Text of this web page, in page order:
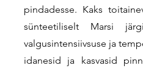
pindadesse. Kaks
sünteetiliselt Marsi
valgusintensiivsuse ja
idanesid ja kasvasid